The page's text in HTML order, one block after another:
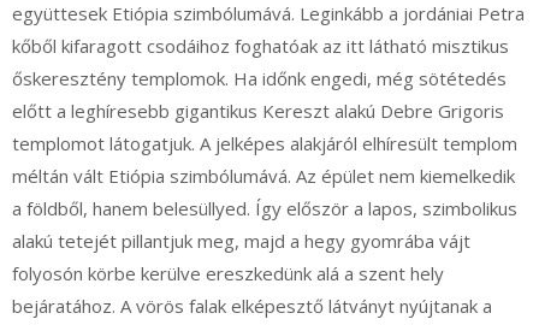
együttesek Etiópia szimbólumává. Leginkább a jordániai Petra
kőből kifaragott csodáihoz foghatóak az itt látható misztikus
őskeresztény templomok. Ha időnk engedi, még sötétedés
előtt a leghíresebb gigantikus Kereszt alakú Debre Grigoris
templomot látogatjuk. A jelképes alakjáról elhíresült templom
méltán vált Etiópia szimbólumává. Az épület nem kiemelkedik
a földből, hanem belesüllyed. Így először a lapos, szimbolikus
alakú tetejét pillantjuk meg, majd a hegy gyomrába vájt
folyosón körbe kerülve ereszkedünk alá a szent hely
bejáratához. A vörös falak elképesztő látványt nyújtanak a